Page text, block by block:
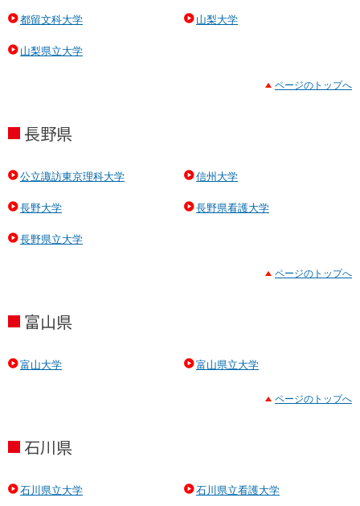
都留文科大学 山梨大学
山梨県立大学
ページのトップへ
長野県
公立諏訪東京理科大学 信州大学
長野大学 長野県看護大学
長野県立大学
ページのトップへ
富山県
富山大学 富山県立大学
ページのトップへ
石川県
石川県立大学 石川県立看護大学